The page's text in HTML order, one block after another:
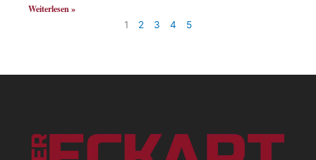
Weiterlesen »
1 2 3 4 5